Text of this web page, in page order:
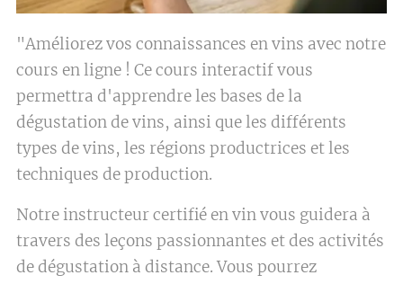
"Améliorez vos connaissances en vins avec notre
cours en ligne ! Ce cours interactif vous
permettra d'apprendre les bases de la
dégustation de vins, ainsi que les différents
types de vins, les régions productrices et les
techniques de production.
Notre instructeur certifié en vin vous guidera à
travers des leçons passionnantes et des activités
de dégustation à distance. Vous pourrez